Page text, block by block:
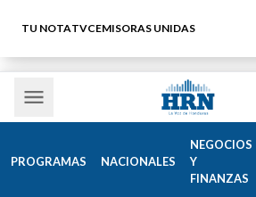
TU NOTATVCEMISORAS UNIDAS
PROGRAMAS NACIONALES
NEGOCIOS
Y
FINANZAS